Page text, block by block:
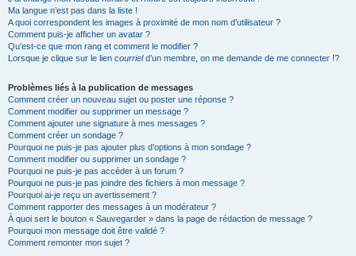
Ma langue n’est pas dans la liste !
A quoi correspondent les images à proximité de mon nom d’utilisateur ?
Comment puis-je afficher un avatar ?
Qu’est-ce que mon rang et comment le modifier ?
Lorsque je clique sur le lien courrield’un membre, on me demande de me connecter !?
Problèmes liés à la publication de messages
Comment créer un nouveau sujet ou poster une réponse ?
Comment modifier ou supprimer un message ?
Comment ajouter une signature à mes messages ?
Comment créer un sondage ?
Pourquoi ne puis-je pas ajouter plus d’options à mon sondage ?
Comment modifier ou supprimer un sondage ?
Pourquoi ne puis-je pas accéder à un forum ?
Pourquoi ne puis-je pas joindre des fichiers à mon message ?
Pourquoi ai-je reçu un avertissement ?
Comment rapporter des messages à un modérateur ?
À quoi sert le bouton « Sauvegarder » dans la page de rédaction de message ?
Pourquoi mon message doit être validé ?
Comment remonter mon sujet ?